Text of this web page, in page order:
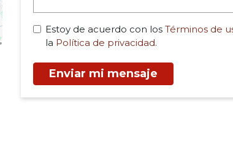
Estoy de acuerdo con los Términos de
la Política de privacidad.
Enviar mi mensaje